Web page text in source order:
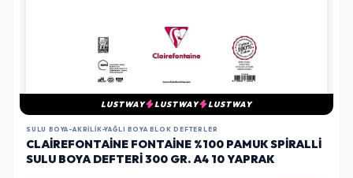
LUSTWAY LUSTWAY LUSTWAY
SULU BOYA-AKRILIK-YAĞLI BOYA BLOK DEFTERLER
CLAIREFONTAINE FONTAINE %100 PAMUK SPIRALLI
SULU BOYA DEFTERI 300 GR. A4 10 YAPRAK